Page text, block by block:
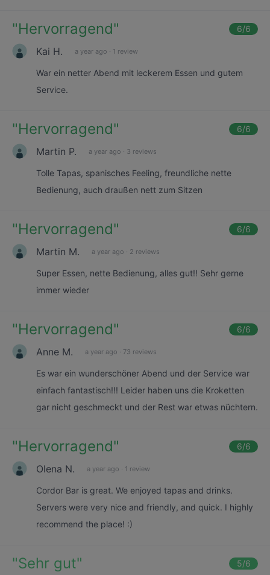
"Hervorragend" 6/6
Kai H. a year ago · 1 review
War ein netter Abend mit leckerem Essen und gutem
Service.
"Hervorragend" 6/6
Martin P. a year ago · 3 reviews
Tolle Tapas, spanisches Feeling, freundliche nette
Bedienung, auch draußen nett zum Sitzen
"Hervorragend" 6/6
Martin M. a year ago · 2 reviews
Super Essen, nette Bedienung, alles gut!! Sehr gerne
immer wieder
"Hervorragend" 6/6
Anne M. a year ago · 73 reviews
Es war ein wunderschöner Abend und der Service war
einfach fantastisch!!! Leider haben uns die Kroketten
gar nicht geschmeckt und der Rest war etwas nüchtern.
"Hervorragend" 6/6
Olena N. a year ago · 1 review
Cordor Bar is great. We enjoyed tapas and drinks.
Servers were very nice and friendly, and quick. I highly
recommend the place! :)
"Sehr gut" 5/6